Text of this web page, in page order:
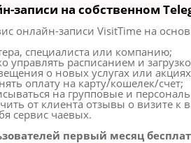
записи на собственном
онлайн-записи VisitTime на
специалиста или компанию;
управлять расписанием и
о новых услугах или
оплату на карту/кошелек/счет;
на групповые и
от клиента отзывы о визите к
сервис чаевых.
первый месяц